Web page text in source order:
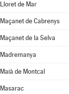
Lloret de Mar
Maçanet de Cabrenys
Maçanet de la Selva
Madremanya
Maià de Montcal
Masarac